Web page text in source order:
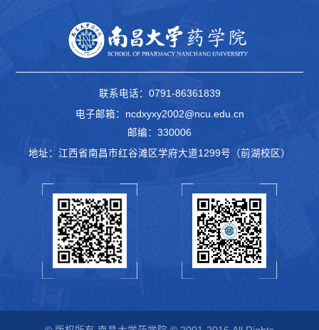
联系电话：0791-86361839
电子邮箱：ncdxyxy2002@ncu.edu.cn
邮编：330006
地址：江西省南昌市红谷滩区学府大道1299号（前湖校区）